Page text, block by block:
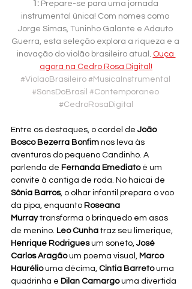
1: Prepare-se para uma jornada
instrumental única! Com nomes como
Jorge Simas, Tuninho Galante e Adauto
Guerra, esta seleção explora a riqueza e a
inovação do violão brasileiro atual . Ouça
agora na Cedro Rosa Digital!
#ViolaoBrasileiro #MusicaInstrumental
#SonsDoBrasil #Contemporaneo
#CedroRosaDigital
Entre os destaques, o cordel de João
Bosco Bezerra Bonfim nos leva às
aventuras do pequeno Candinho. A
parlenda de Fernanda Emediato é um
convite à cantiga de roda. No haicai de
Sônia Barros, o olhar infantil prepara o voo
da pipa, enquanto Roseana
Murray transforma o brinquedo em asas
de menino. Leo Cunha traz seu limerique,
Henrique Rodrigues um soneto, José
Carlos Aragão um poema visual, Marco
Haurélio uma décima, Cintia Barreto uma
quadrinha e Dilan Camargo uma divertida